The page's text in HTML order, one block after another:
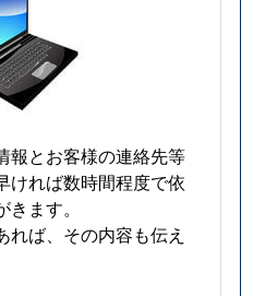
報とお客様の連絡先等
ければ数時間程度で依
ます。
れば、その内容も伝え